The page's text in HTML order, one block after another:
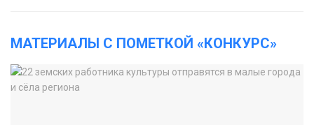
МАТЕРИАЛЫ С ПОМЕТКОЙ «КОНКУРС»